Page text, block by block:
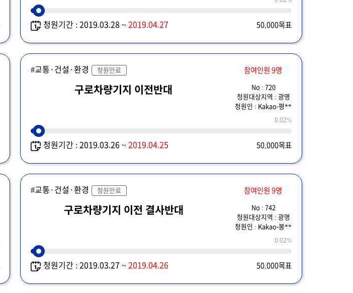
청원기간 : 2019.03.28 ~ 2019.04.27 50,000목표
#교통·건설·환경 청원만료 참여인원 9명
구로차량기지 이전반대
No : 720
청원대상지역 : 광명
청원인 : Kakao-평**
0.02%
청원기간 : 2019.03.26 ~ 2019.04.25 50,000목표
#교통·건설·환경 청원만료 참여인원 9명
구로차량기지 이전 결사반대
No : 742
청원대상지역 : 광명
청원인 : Kakao-봉**
0.02%
청원기간 : 2019.03.27 ~ 2019.04.26 50,000목표